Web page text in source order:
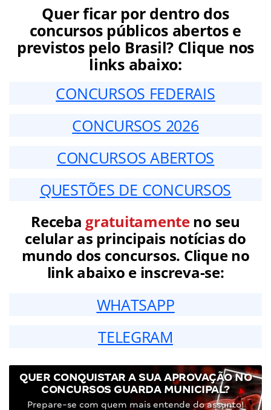
Quer ficar por dentro dos
concursos públicos abertos e
previstos pelo Brasil? Clique nos
links abaixo:
CONCURSOS FEDERAIS
CONCURSOS 2026
CONCURSOS ABERTOS
QUESTÕES DE CONCURSOS
Receba gratuitamenteno seu
celular as principais notícias do
mundo dos concursos. Clique no
link abaixo e inscreva-se:
WHATSAPP
TELEGRAM
QUER CONQUISTAR A SUA APROVAÇÃO NO
CONCURSOS GUARDA MUNICIPAL?
Prepare-se com quem mais entende do assunto!